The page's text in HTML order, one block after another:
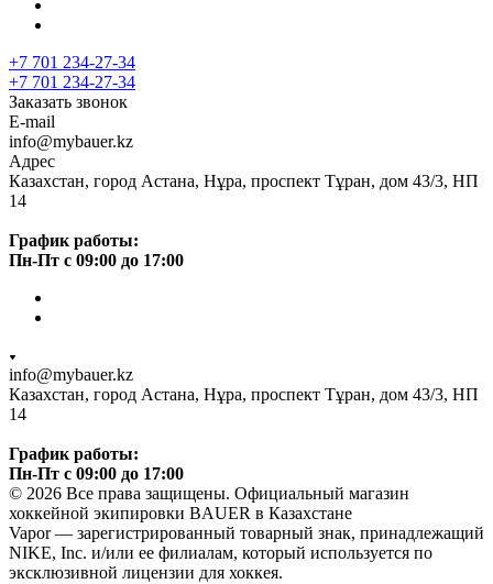
+7 701 234-27-34
+7 701 234-27-34
Заказать звонок
E-mail
info@mybauer.kz
Адрес
Казахстан, город Астана, Нұра, проспект Тұран, дом 43/3, НП
14
График работы:
Пн-Пт с 09:00 до 17:00
info@mybauer.kz
Казахстан, город Астана, Нұра, проспект Тұран, дом 43/3, НП
14
График работы:
Пн-Пт с 09:00 до 17:00
© 2026 Все права защищены. Официальный магазин
хоккейной экипировки BAUER в Казахстане
Vapor — зарегистрированный товарный знак, принадлежащий
NIKE, Inc. и/или ее филиалам, который используется по
эксклюзивной лицензии для хоккея.